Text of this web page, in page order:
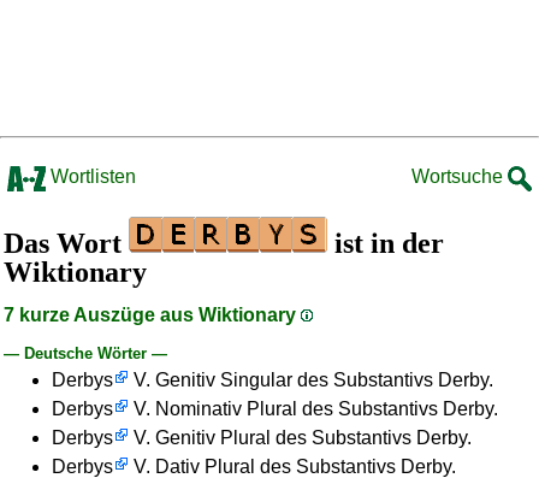
Wortlisten Wortsuche
Das Wort
ist in der
Wiktionary
7 kurze Auszüge aus Wiktionary
— Deutsche Wörter —
Derbys
V. Genitiv Singular des Substantivs Derby.
Derbys
V. Nominativ Plural des Substantivs Derby.
Derbys
V. Genitiv Plural des Substantivs Derby.
Derbys
V. Dativ Plural des Substantivs Derby.